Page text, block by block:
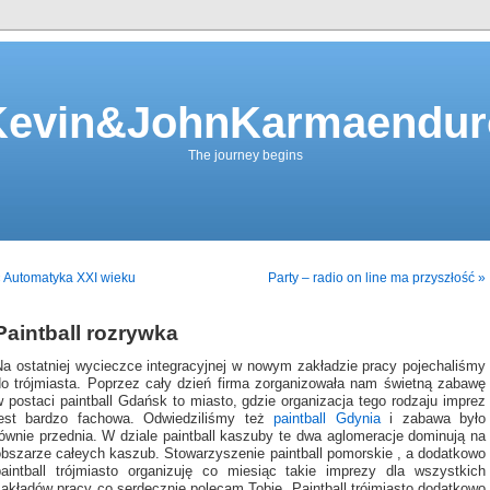
The journey begins
Automatyka XXI wieku Party – radio on line ma przyszłość »
rozrywka
ostatniej wycieczce integracyjnej w nowym zakładzie pracy pojechaliśmy
trójmiasta. Poprzez cały dzień firma zorganizowała nam świetną zabawę
postaci paintball Gdańsk to miasto, gdzie organizacja tego rodzaju imprez
bardzo fachowa. Odwiedziliśmy teżpaintball Gdyniai zabawa było
przednia. W dziale paintball kaszuby te dwa aglomeracje dominują na
całeych kaszub. Stowarzyszenie paintball pomorskie , a dodatkowo
trójmiasto organizuję co miesiąc takie imprezy dla wszystkich